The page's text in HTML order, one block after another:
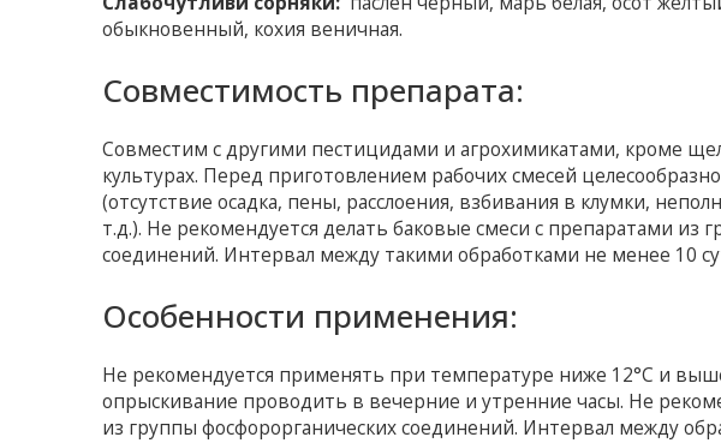
обыкновенный, кохия веничная.
Совместимость препарата:
Совместим с другими пестицидами и агрохимикатами, кроме
культурах. Перед приготовлением рабочих смесей
(отсутствие осадка, пены, расслоения, взбивания в клумки,
т.д.). Не рекомендуется делать баковые смеси с препаратами из
соединений. Интервал между такими обработками не менее 10
Особенности применения:
Не рекомендуется применять при температуре ниже 12°С и
опрыскивание проводить в вечерние и утренние часы. Не
из группы фосфорорганических соединений. Интервал между